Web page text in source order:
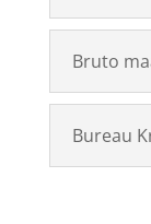
Bruto
Bureau